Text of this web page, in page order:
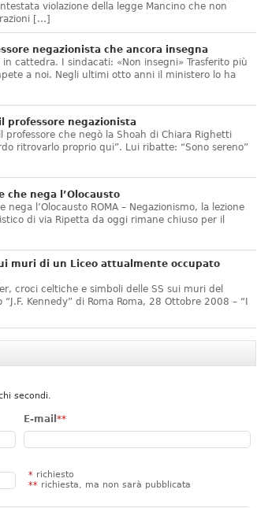
violazione della legge Mancino che non
[…]
negazionista che ancora insegna
cattedra. I sindacati: «Non insegni» Trasferito più
a noi. Negli ultimi otto anni il ministero lo ha
professore negazionista
che negò la Shoah di Chiara Righetti
ritrovarlo proprio qui”. Lui ribatte: “Sono sereno”
che nega l’Olocausto
nega l’Olocausto ROMA – Negazionismo, la lezione
di via Ripetta da oggi rimane chiuso per il
muri di un Liceo attualmente occupato
croci celtiche e simboli delle SS sui muri del
Kennedy” di Roma Roma, 28 Ottobre 2008 – “I
secondi.
E-mail **
* richiesto
** richiesta, ma non sarà pubblicata